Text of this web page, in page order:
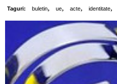
Taguri: buletin, ue, acte, identitate,